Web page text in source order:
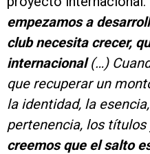
empezamos a
club necesita crecer,
internacional(…)
que recuperar un
la identidad, la
pertenencia, los
creemos que el salto